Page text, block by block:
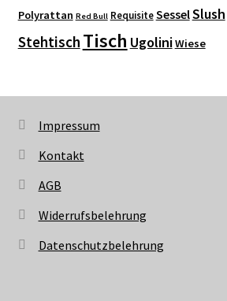
Polyrattan Red Bull Requisite SesselSlush
Stehtisch Tisch UgoliniWiese
Impressum
Kontakt
AGB
Widerrufsbelehrung
Datenschutzbelehrung